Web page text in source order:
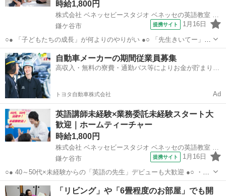
時給1,800円
鎌ケ谷市
提携サイト 1月16日
○● 「子どもたちの成長」が何よりのやりがい ●○ 「先生きいてー」
「あのね〇〇ができるようになったんだよ！」 なんて会うたびに報告
してくれる子どもたちばかり♪ 「英語って楽しい」を感じてもらえる
ようにレッスンをお願いします...
千葉 鎌ケ谷市 その他
自動車メーカーの期間従業員募集
高収入・無料の寮費・通勤バス等によりお金が貯まりや
トヨタ自動車株式会社 Ad
英語講師未経験×業務委託未経験スタート大
歓迎｜ホームティーチャー
時給1,800円
鎌ケ谷市
提携サイト 1月16日
○● 40～50代×未経験からの「英語の先生」デビューも大歓迎 ●○ ・育
児やWワークとの両立OK ご家庭の都合に応じて、週1日～開校日な
ども調整可能です。 ・開校以降は教室運営へ専念できる環境づくりも
千葉 鎌ケ谷市 その他
「リビング」や「6畳程度のお部屋」でも開